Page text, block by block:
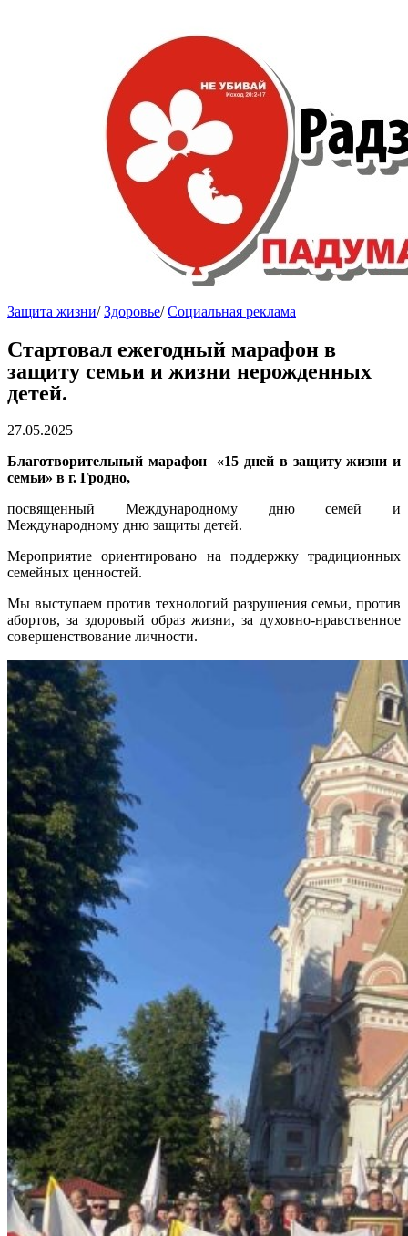
Защита жизни/Здоровье/Социальная реклама
Стартовал ежегодный марафон в
защиту семьи и жизни нерожденных
детей.
27.05.2025
Благотворительный марафон «15 дней в защиту жизни и
семьи» в г. Гродно,
посвященный Международному дню семей и
Международному дню защиты детей.
Мероприятие ориентировано на поддержку традиционных
семейных ценностей.
Мы выступаем против технологий разрушения семьи, против
абортов, за здоровый образ жизни, за духовно-нравственное
совершенствование личности.